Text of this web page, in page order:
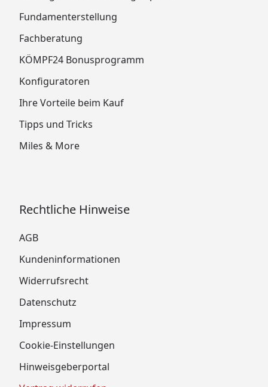
Fundamenterstellung
Fachberatung
KÖMPF24 Bonusprogramm
Konfiguratoren
Ihre Vorteile beim Kauf
Tipps und Tricks
Miles & More
Rechtliche Hinweise
AGB
Kundeninformationen
Widerrufsrecht
Datenschutz
Impressum
Cookie-Einstellungen
Hinweisgeberportal